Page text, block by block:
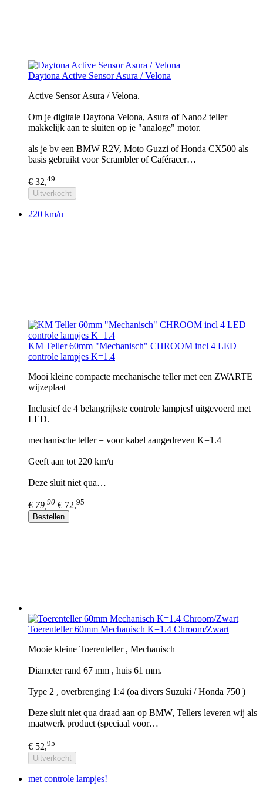
Daytona Active Sensor Asura / Velona
Active Sensor Asura / Velona.
Om je digitale Daytona Velona, Asura of Nano2 teller
makkelijk aan te sluiten op je "analoge" motor.
als je bv een BMW R2V, Moto Guzzi of Honda CX500 als
basis gebruikt voor Scrambler of Caféracer…
€ 32,49
Uitverkocht
220 km/u
KM Teller 60mm "Mechanisch" CHROOM incl 4 LED
controle lampjes K=1.4
Mooi kleine compacte mechanische teller met een ZWARTE
wijzeplaat
Inclusief de 4 belangrijkste controle lampjes! uitgevoerd met
LED.
mechanische teller = voor kabel aangedreven K=1.4
Geeft aan tot 220 km/u
Deze sluit niet qua…
€ 79, 90 € 72,95
Bestellen
Toerenteller 60mm Mechanisch K=1.4 Chroom/Zwart
Mooie kleine Toerenteller , Mechanisch
Diameter rand 67 mm , huis 61 mm.
Type 2 , overbrenging 1:4 (oa divers Suzuki / Honda 750 )
Deze sluit niet qua draad aan op BMW, Tellers leveren wij als
maatwerk product (speciaal voor…
€ 52,95
Uitverkocht
met controle lampjes!